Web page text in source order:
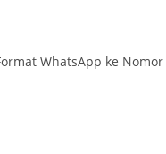
WhatsApp ke Nomor